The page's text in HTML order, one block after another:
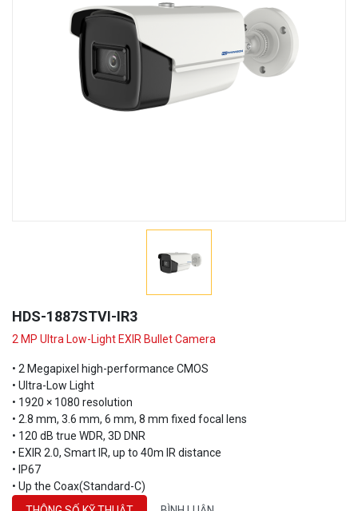
• Ultra-Low Light
• 1920 × 1080 resolution
• 2.8 mm, 3.6 mm, 6 mm, 8 mm fixed focal lens
• 120 dB true WDR, 3D DNR
• EXIR 2.0, Smart IR, up to 40m IR distance
• IP67
• Up the Coax(Standard-C)
THÔNG SỐ KỸ THUẬT
BÌNH LUẬN